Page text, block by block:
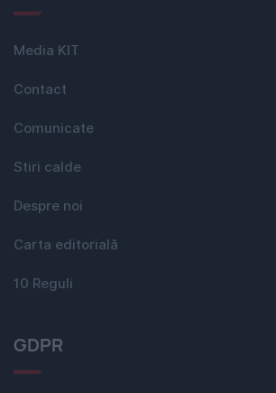
Media KIT
Contact
Comunicate
Stiri calde
Despre noi
Carta editorială
10 Reguli
GDPR